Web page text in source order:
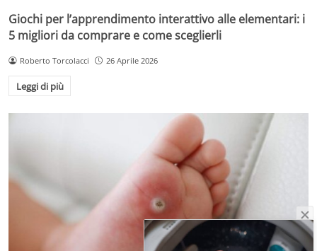
Giochi per l’apprendimento interattivo alle elementari: i
5 migliori da comprare e come sceglierli
Roberto Torcolacci 26 Aprile 2026
Leggi di più